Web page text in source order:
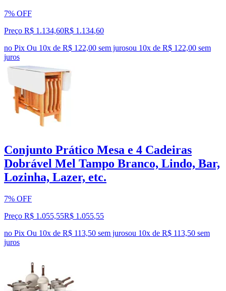
7% OFF
Preço R$ 1.134,60R$ 1.134,60
no Pix Ou 10x de R$ 122,00 sem jurosou 10x de R$ 122,00 sem
juros
Conjunto Prático Mesa e 4 Cadeiras
Dobrável Mel Tampo Branco, Lindo, Bar,
Lozinha, Lazer, etc.
7% OFF
Preço R$ 1.055,55R$ 1.055,55
no Pix Ou 10x de R$ 113,50 sem jurosou 10x de R$ 113,50 sem
juros